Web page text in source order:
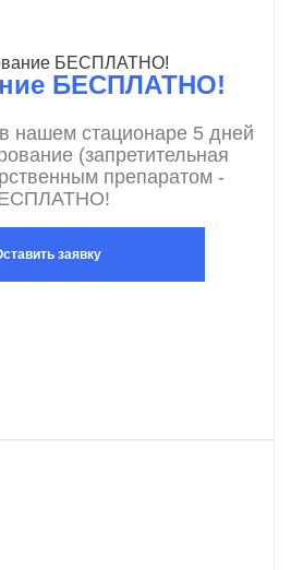
БЕСПЛАТНО!
нашем стационаре 5 дней
(запретительная
препаратом -
заявку